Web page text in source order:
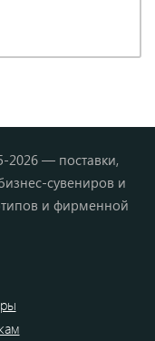
2026 — поставки,
сувениров и
и фирменной